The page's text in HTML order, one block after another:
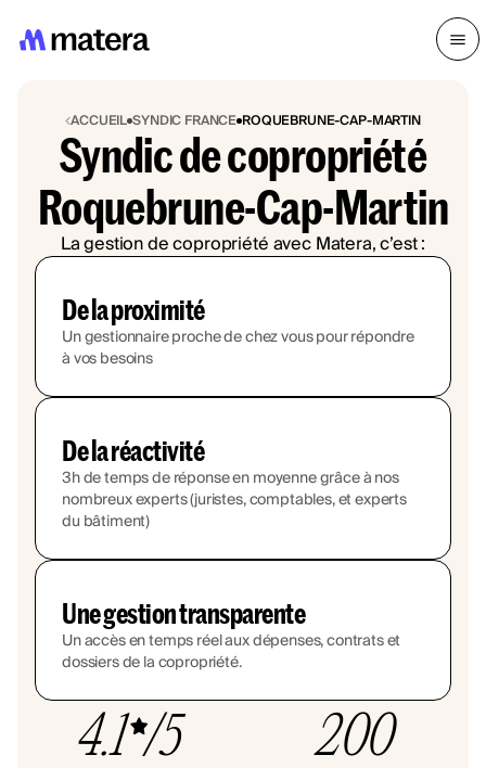
ACCUEIL SYNDIC FRANCE ROQUEBRUNE-CAP-MARTIN
Syndic de copropriété
Roquebrune-Cap-Martin
La gestion de copropriété avec Matera, c’est :
De la proximité
Un gestionnaire proche de chez vous pour répondre
à vos besoins
De la réactivité
3h de temps de réponse en moyenne grâce à nos
nombreux experts (juristes, comptables, et experts
du bâtiment)
Une gestion transparente
Un accès en temps réel aux dépenses, contrats et
dossiers de la copropriété.
4.1 /5 200